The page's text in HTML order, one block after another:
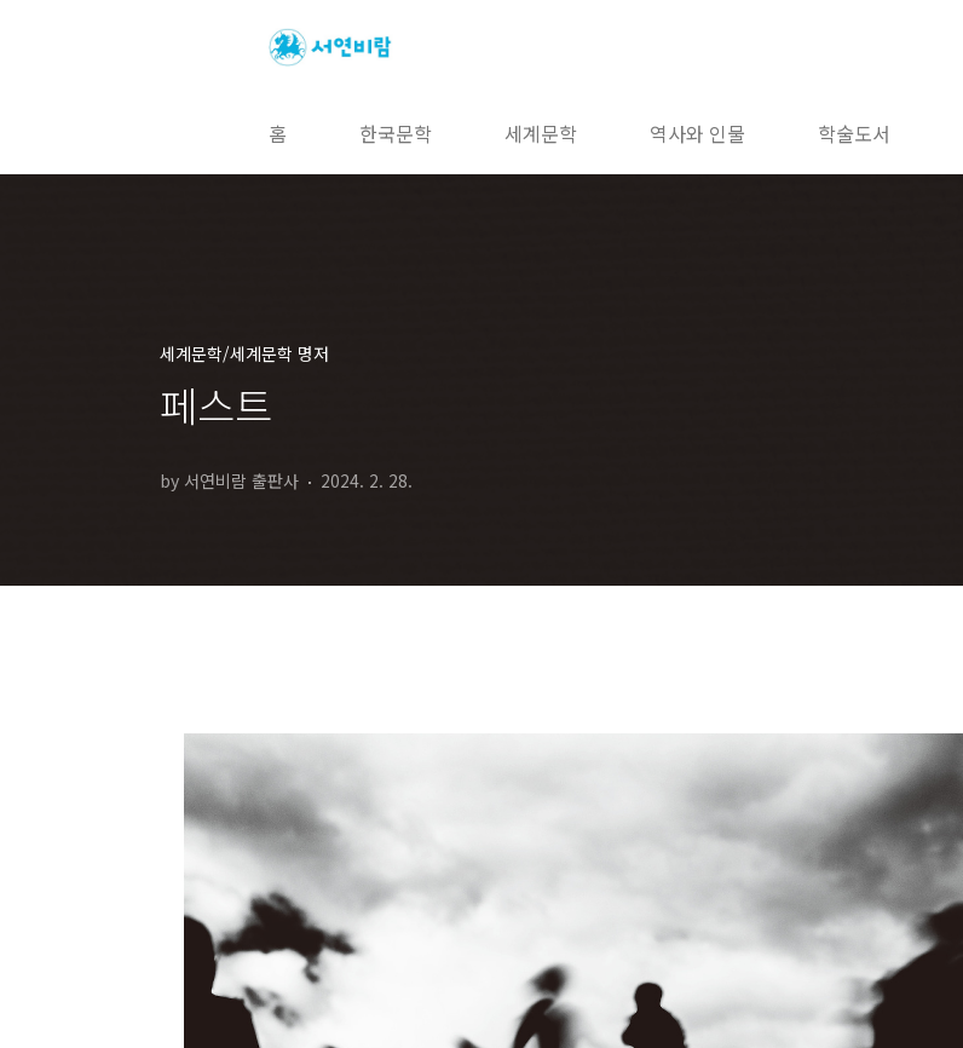
홈 한국문학 세계문학 역사와 인물 학술도서
세계문학/세계문학 명저
페스트
by 서연비람 출판사 2024. 2. 28.